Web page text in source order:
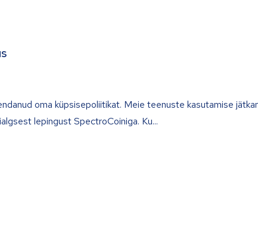
oma küpsisepoliitikat. Meie teenuste kasutamise
lepingust SpectroCoiniga. Ku